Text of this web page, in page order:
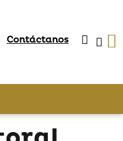
Contáctanos